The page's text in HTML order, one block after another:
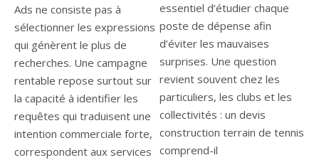
Ads ne consiste pas à
sélectionner les expressions
qui génèrent le plus de
recherches. Une campagne
rentable repose surtout sur
la capacité à identifier les
requêtes qui traduisent une
intention commerciale forte,
correspondent aux services
essentiel d’étudier chaque
poste de dépense afin
d’éviter les mauvaises
surprises. Une question
revient souvent chez les
particuliers, les clubs et les
collectivités : un devis
construction terrain de tennis
comprend-il